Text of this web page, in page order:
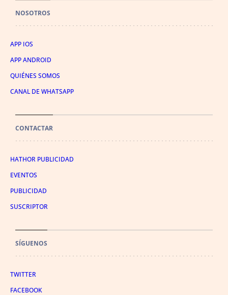
NOSOTROS
APP IOS
APP ANDROID
QUIÉNES SOMOS
CANAL DE WHATSAPP
CONTACTAR
HATHOR PUBLICIDAD
EVENTOS
PUBLICIDAD
SUSCRIPTOR
SÍGUENOS
TWITTER
FACEBOOK